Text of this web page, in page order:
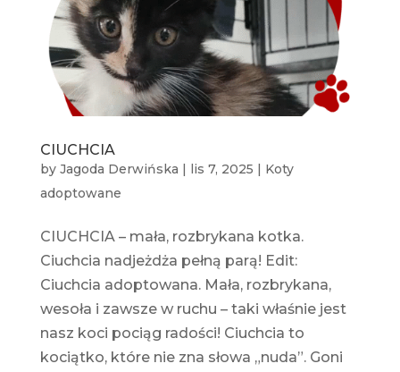
CIUCHCIA
by Jagoda Derwińska lis 7, 2025
Koty
adoptowane
CIUCHCIA – mała, rozbrykana kotka.
Ciuchcia nadjeżdża pełną parą! Edit:
Ciuchcia adoptowana. Mała, rozbrykana,
wesoła i zawsze w ruchu – taki właśnie jest
nasz koci pociąg radości! Ciuchcia to
kociątko, które nie zna słowa „nuda”. Goni